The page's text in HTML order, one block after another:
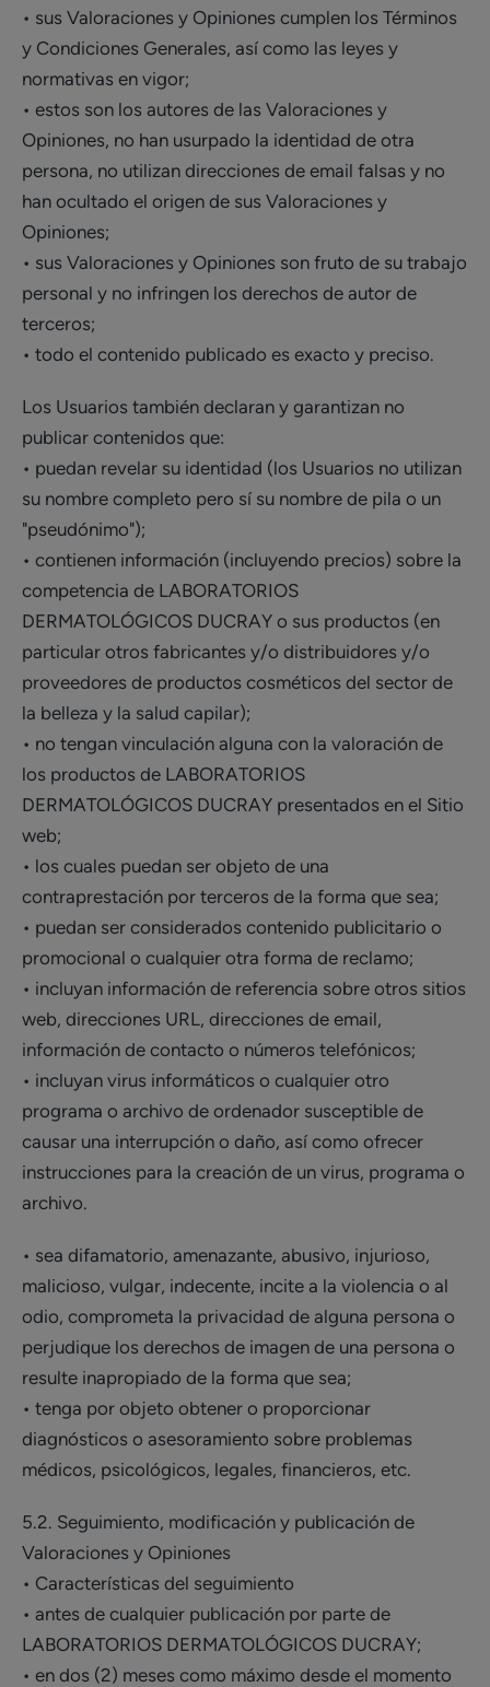
• sus Valoraciones y Opiniones cumplen los Términos
y Condiciones Generales, así como las leyes y
normativas en vigor;
• estos son los autores de las Valoraciones y
Opiniones, no han usurpado la identidad de otra
persona, no utilizan direcciones de email falsas y no
han ocultado el origen de sus Valoraciones y
Opiniones;
• sus Valoraciones y Opiniones son fruto de su trabajo
personal y no infringen los derechos de autor de
terceros;
• todo el contenido publicado es exacto y preciso.
Los Usuarios también declaran y garantizan no
publicar contenidos que:
• puedan revelar su identidad (los Usuarios no utilizan
su nombre completo pero sí su nombre de pila o un
"pseudónimo");
• contienen información (incluyendo precios) sobre la
competencia de LABORATORIOS
DERMATOLÓGICOS DUCRAY o sus productos (en
particular otros fabricantes y/o distribuidores y/o
proveedores de productos cosméticos del sector de
la belleza y la salud capilar);
• no tengan vinculación alguna con la valoración de
los productos de LABORATORIOS
DERMATOLÓGICOS DUCRAY presentados en el Sitio
web;
• los cuales puedan ser objeto de una
contraprestación por terceros de la forma que sea;
• puedan ser considerados contenido publicitario o
promocional o cualquier otra forma de reclamo;
• incluyan información de referencia sobre otros sitios
web, direcciones URL, direcciones de email,
información de contacto o números telefónicos;
• incluyan virus informáticos o cualquier otro
programa o archivo de ordenador susceptible de
causar una interrupción o daño, así como ofrecer
instrucciones para la creación de un virus, programa o
archivo.
• sea difamatorio, amenazante, abusivo, injurioso,
malicioso, vulgar, indecente, incite a la violencia o al
odio, comprometa la privacidad de alguna persona o
perjudique los derechos de imagen de una persona o
resulte inapropiado de la forma que sea;
• tenga por objeto obtener o proporcionar
diagnósticos o asesoramiento sobre problemas
médicos, psicológicos, legales, financieros, etc.
5.2. Seguimiento, modificación y publicación de
Valoraciones y Opiniones
• Características del seguimiento
• antes de cualquier publicación por parte de
LABORATORIOS DERMATOLÓGICOS DUCRAY;
• en dos (2) meses como máximo desde el momento